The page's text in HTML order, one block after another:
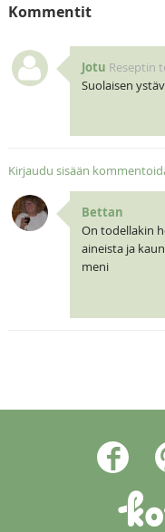
Kommentit
Jotu Reseptin
Suolaisen
Kirjaudu sisään
Bettan
On todellakin
aineista ja
meni